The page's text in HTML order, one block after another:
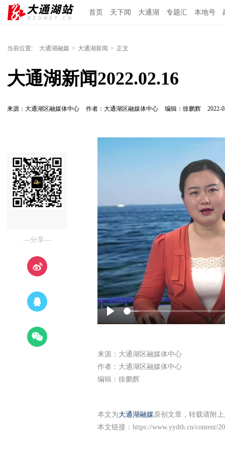
首页 天下闻 大通湖 专题汇 本地号
当前位置: 大通湖融媒 > 大通湖新闻 > 正文
大通湖新闻2022.02.16
来源：大通湖区融媒体中心 作者：大通湖区融媒体中心 编辑：徐鹏辉 2022-
—分享—
Play
来源：大通湖区融媒体中心
作者：大通湖区融媒体中心
编辑：徐鹏辉
本文为大通湖融媒原创文章，转载请附
本文链接： https://www.yydth.cn/content/